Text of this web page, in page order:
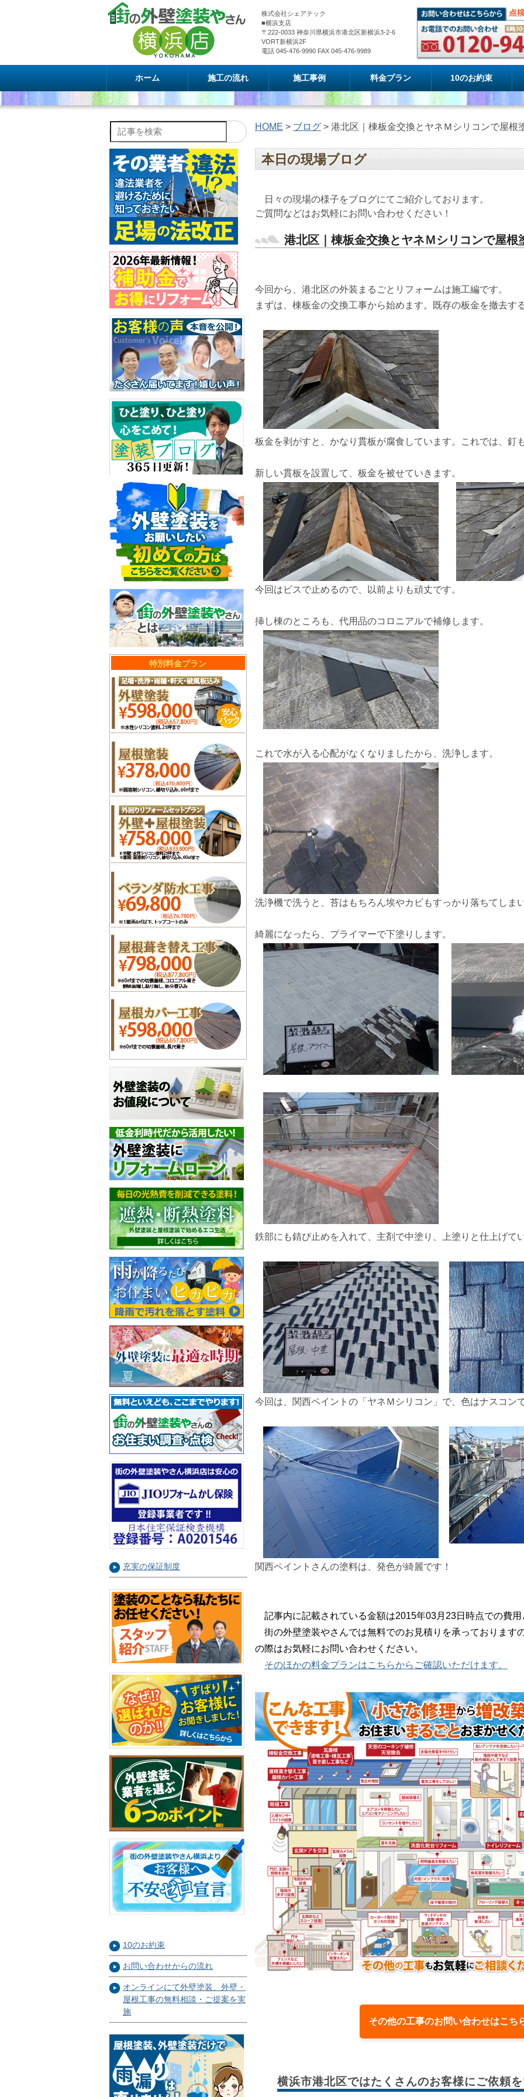
株式会社シェアテック
■横浜支店
〒222-0033 神奈川県横浜市港北区新横浜3-2-6
VORT新横浜2F
電話 045-476-9990 FAX 045-476-9989
ホーム 施工の流れ 施工事例 料金プラン 10のお約束
記事を検索
特別料金プラン
充実の保証制度
10のお約束
お問い合わせからの流れ
オンラインにて外壁塗装、外壁・
屋根工事の無料相談・ご提案を実
施
HOME > ブログ> 港北区｜棟板金交換とヤネＭシリコンで屋根
本日の現場ブログ
日々の現場の様子をブログにてご紹介しております。
ご質問などはお気軽にお問い合わせください！
港北区｜棟板金交換とヤネＭシリコンで屋根
今回から、港北区の外装まるごとリフォームは施工編です。
まずは、棟板金の交換工事から始めます。既存の板金を撤去す
板金を剥がすと、かなり貫板が腐食しています。これでは、釘
新しい貫板を設置して、板金を被せていきます。
今回はビスで止めるので、以前よりも頑丈です。
挿し棟のところも、代用品のコロニアルで補修します。
これで水が入る心配がなくなりましたから、洗浄します。
洗浄機で洗うと、苔はもちろん埃やカビもすっかり落ちてしま
綺麗になったら、プライマーで下塗りします。
鉄部にも錆び止めを入れて、主剤で中塗り、上塗りと仕上げて
今回は、関西ペイントの「ヤネＭシリコン」で、色はナスコン
関西ペイントさんの塗料は、発色が綺麗です！
記事内に記載されている金額は2015年03月23日時点での費用
街の外壁塗装やさんでは無料でのお見積りを承っております
の際はお気軽にお問い合わせください。
そのほかの料金プランはこちらからご確認いただけます。
その他の工事のお問い合わせはこ
横浜市港北区ではたくさんのお客様にご依頼